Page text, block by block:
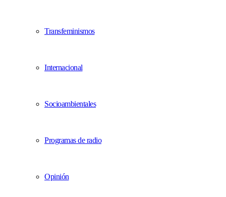
Transfeminismos
Internacional
Socioambientales
Programas de radio
Opinión